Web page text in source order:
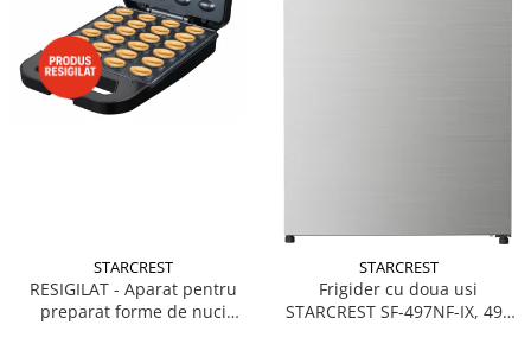
STARCREST
RESIGILAT - Aparat pentru
preparat forme de nuci
STARCREST
Frigider cu doua usi
STARCREST SF-497NF-IX, 497